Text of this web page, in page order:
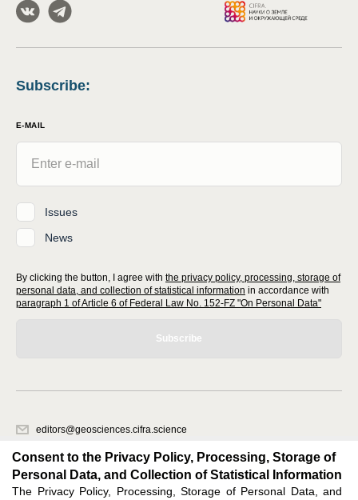
Subscribe:
E-MAIL
Issues
News
By clicking the button, I agree with the privacy policy, processing, storage of
personal data, and collection of statistical information in accordance with
paragraph 1 of Article 6 of Federal Law No. 152-FZ "On Personal Data"
Subscribe
editors@geosciences.cifra.science
620066, Sverdlovsk region, Yekaterinburg, st. Akademicheskaya, 11A,
office 1.
Consent to the Privacy Policy, Processing, Storage of
Personal Data, and Collection of Statistical Information
The Privacy Policy, Processing, Storage of Personal Data, and